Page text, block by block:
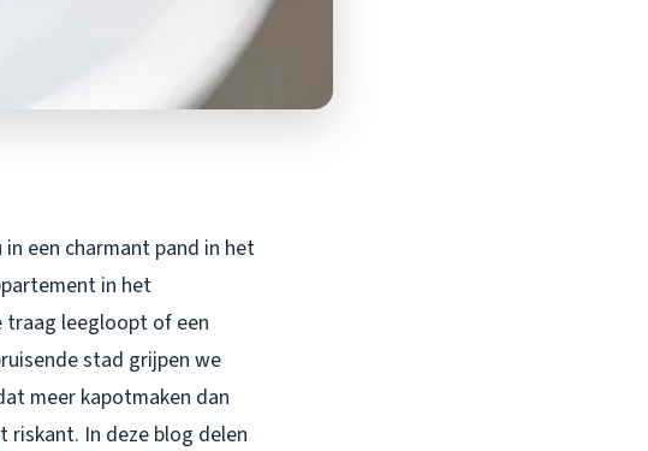
een charmant pand in het
in het
leegloopt of een
stad grijpen we
meer kapotmaken dan
riskant. In deze blog delen